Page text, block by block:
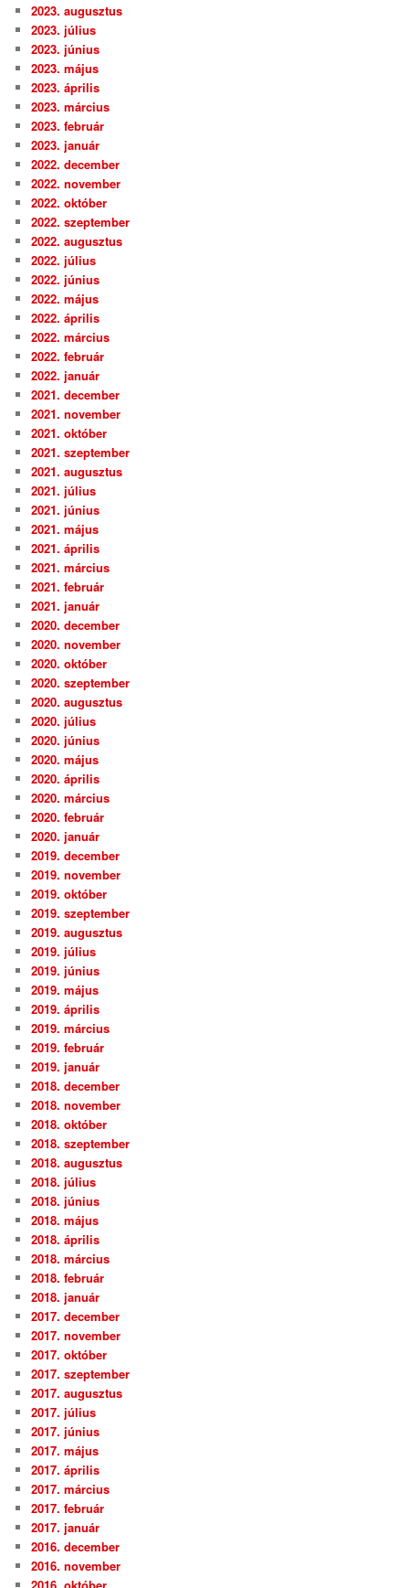
2023. augusztus
2023. július
2023. június
2023. május
2023. április
2023. március
2023. február
2023. január
2022. december
2022. november
2022. október
2022. szeptember
2022. augusztus
2022. július
2022. június
2022. május
2022. április
2022. március
2022. február
2022. január
2021. december
2021. november
2021. október
2021. szeptember
2021. augusztus
2021. július
2021. június
2021. május
2021. április
2021. március
2021. február
2021. január
2020. december
2020. november
2020. október
2020. szeptember
2020. augusztus
2020. július
2020. június
2020. május
2020. április
2020. március
2020. február
2020. január
2019. december
2019. november
2019. október
2019. szeptember
2019. augusztus
2019. július
2019. június
2019. május
2019. április
2019. március
2019. február
2019. január
2018. december
2018. november
2018. október
2018. szeptember
2018. augusztus
2018. július
2018. június
2018. május
2018. április
2018. március
2018. február
2018. január
2017. december
2017. november
2017. október
2017. szeptember
2017. augusztus
2017. július
2017. június
2017. május
2017. április
2017. március
2017. február
2017. január
2016. december
2016. november